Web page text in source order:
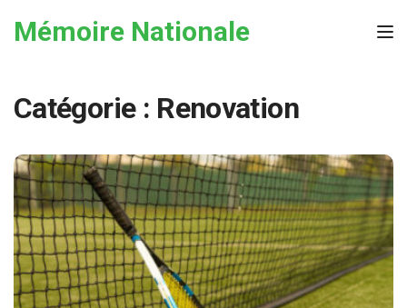
Mémoire Nationale
Catégorie : Renovation